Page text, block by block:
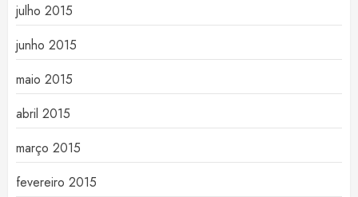
julho 2015
junho 2015
maio 2015
abril 2015
março 2015
fevereiro 2015